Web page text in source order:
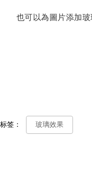
也可以為圖片添加玻
标签： 玻璃效果